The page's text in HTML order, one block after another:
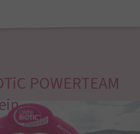
POWERTEAM